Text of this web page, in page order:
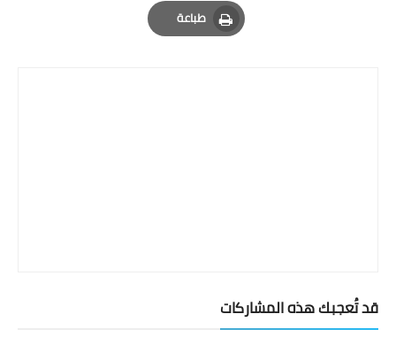
طباعة
Print
قد تُعجبك هذه المشاركات